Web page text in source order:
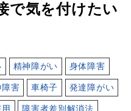
で気を付けたい
精神障がい 身体障害
害 車椅子 発達障がい
障害者差別解消法